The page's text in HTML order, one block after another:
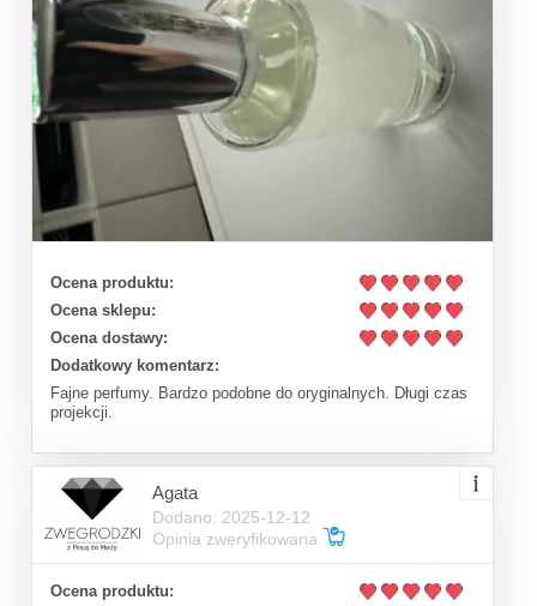
Ocena produktu:
Ocena sklepu:
Ocena dostawy:
Dodatkowy komentarz:
Fajne perfumy. Bardzo podobne do oryginalnych. Długi czas
projekcji.
Agata
Dodano: 2025-12-12
Opinia zweryfikowana
Ocena produktu: